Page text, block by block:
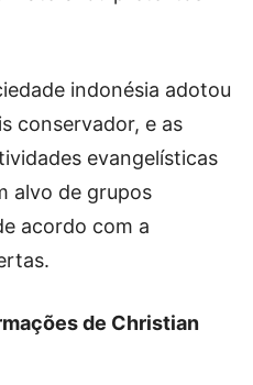
indonésia adotou
conservador, e as
evangelísticas
alvo de grupos
acordo com a
de Christian